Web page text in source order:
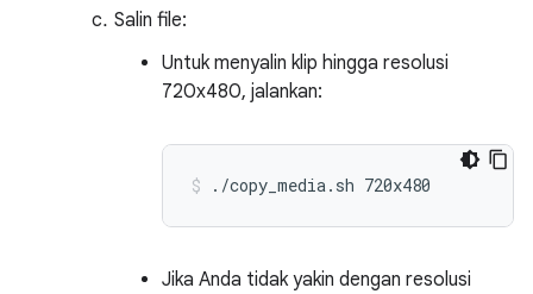
Salin file:
Untuk menyalin klip hingga resolusi
720x480, jalankan:
./copy_media.sh 720x480
Jika Anda tidak yakin dengan resolusi